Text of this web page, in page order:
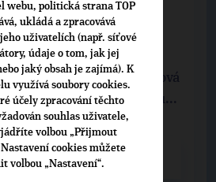
léčbu bolesti
pátek mezi 8:00 a 14:00
nemocnici otevřena nová
bolesti. Slouží pacientů...
webu, politická strana TOP
ukládá a zpracovává
uživatelích (např. síťové
údaje o tom, jak jej
jaký obsah je zajímá). K
využívá soubory cookies.
účely zpracování těchto
souhlas uživatele,
volbou „Přijmout
Nastavení cookies můžete
volbou „Nastavení“.